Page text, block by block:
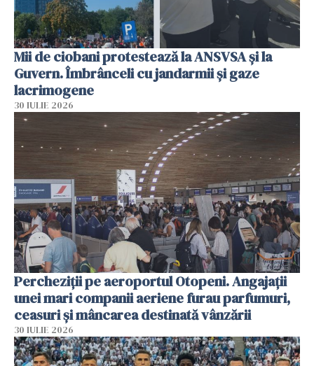
Mii de ciobani protestează la ANSVSA și la
Guvern. Îmbrânceli cu jandarmii și gaze
lacrimogene
30 IULIE 2026
Percheziții pe aeroportul Otopeni. Angajații
unei mari companii aeriene furau parfumuri,
ceasuri și mâncarea destinată vânzării
30 IULIE 2026